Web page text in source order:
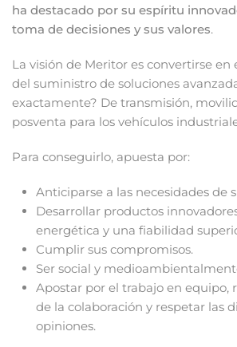
ha destacado por su espíritu
toma de decisiones y sus valores.
La visión de Meritor es convertirse
del suministro de soluciones
exactamente? De transmisión,
posventa para los vehículos
Para conseguirlo, apuesta por:
Anticiparse a las necesidades de
Desarrollar productos
energética y una fiabilidad
Cumplir sus compromisos.
Ser social y
Apostar por el trabajo en equipo,
de la colaboración y respetar las
opiniones.